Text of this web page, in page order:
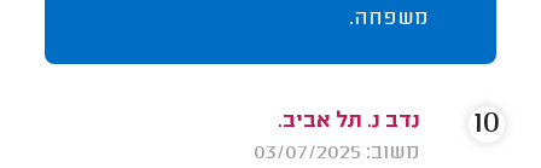
משפחה.
נדב נ. תל אביב.
משוב: 03/07/2025
10